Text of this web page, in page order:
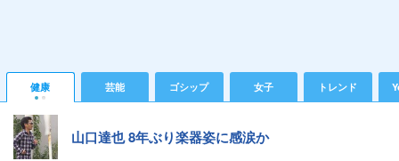
健康 芸能 ゴシップ 女子 トレンド
山口達也 8年ぶり楽器姿に感涙か